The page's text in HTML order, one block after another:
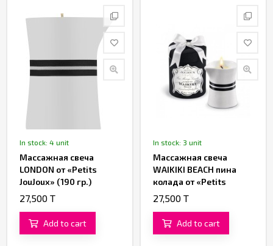
In stock: 4 unit
Массажная свеча
LONDON от «Petits
JouJoux» (190 гр.)
27,500 T
Add to cart
In stock: 3 unit
Массажная свеча
WAIKIKI BEACH пина
колада от «Petits
JouJoux» (190 гр.)
27,500 T
Add to cart